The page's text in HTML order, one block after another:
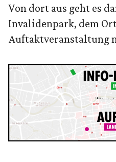
Von dort aus geht es
Invalidenpark, dem
Auftaktveranstaltung